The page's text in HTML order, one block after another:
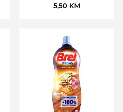
5,50 KM